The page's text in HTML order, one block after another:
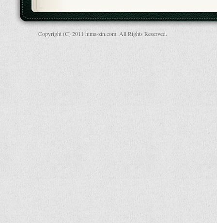
Copyright (C) 2011 hima-zin.com. All Rights Reserved.